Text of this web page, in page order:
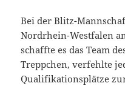
Bei der Blitz-
Nordrhein-Westfalen
schaffte es das Team
Treppchen, verfehlte
Qualifikationsplätze